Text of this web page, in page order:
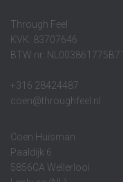
Through Feel
KVK: 83707646
BTW nr: NL003861775B71
+316 28424487
coen@throughfeel.nl
Coen Huisman
Paaldijk 6
5856CA Wellerlooi